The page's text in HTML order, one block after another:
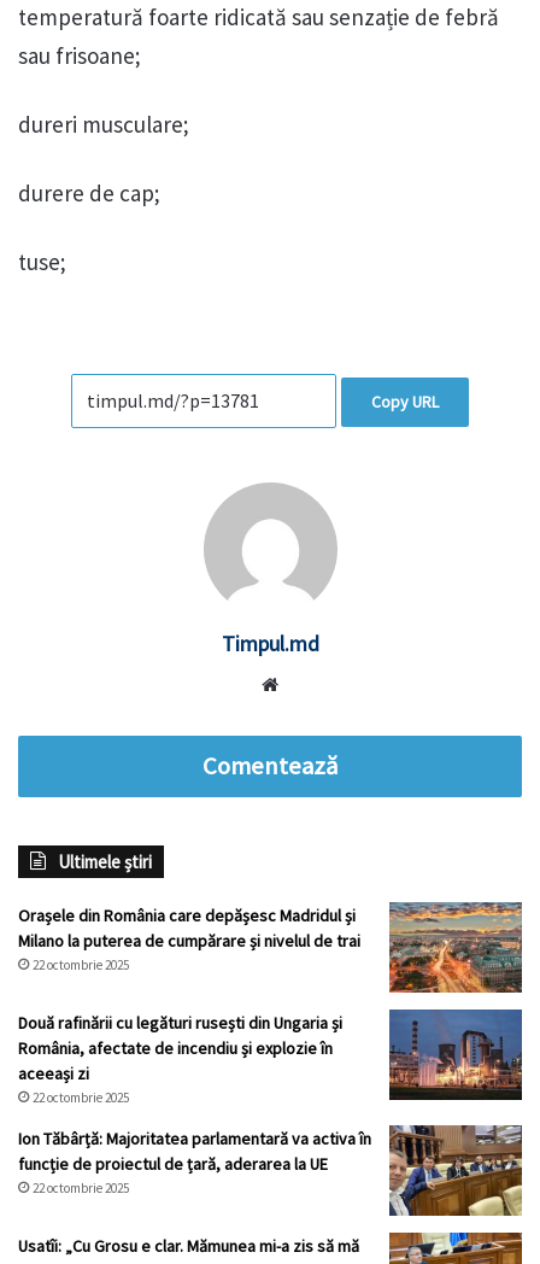
temperatură foarte ridicată sau senzație de febră
sau frisoane;
dureri musculare;
durere de cap;
tuse;
Copy URL
Timpul.md
Comentează
Ultimele știri
Orașele din România care depășesc Madridul și
Milano la puterea de cumpărare și nivelul de trai
22 octombrie 2025
Două rafinării cu legături rusești din Ungaria și
România, afectate de incendiu și explozie în
aceeași zi
22 octombrie 2025
Ion Tăbârță: Majoritatea parlamentară va activa în
funcție de proiectul de țară, aderarea la UE
22 octombrie 2025
Usatîi: „Cu Grosu e clar. Mămunea mi-a zis să mă